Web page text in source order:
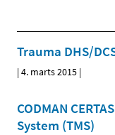
Trauma DHS/
|4. marts 2015 |
CODMAN
System (TMS)